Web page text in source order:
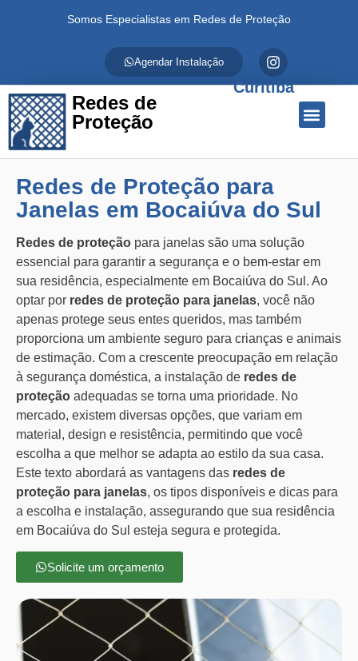
Somos Especialistas em Redes de Proteção
Agendar Instalação
Redes de
Proteção
Curitiba
Redes de Proteção para
Janelas em Bocaiúva do Sul
Redes de proteção para janelas são uma solução
essencial para garantir a segurança e o bem-estar em
sua residência, especialmente em Bocaiúva do Sul. Ao
optar por redes de proteção para janelas, você não
apenas protege seus entes queridos, mas também
proporciona um ambiente seguro para crianças e animais
de estimação. Com a crescente preocupação em relação
à segurança doméstica, a instalação de redes de
proteção adequadas se torna uma prioridade. No
mercado, existem diversas opções, que variam em
material, design e resistência, permitindo que você
escolha a que melhor se adapta ao estilo da sua casa.
Este texto abordará as vantagens das redes de
proteção para janelas, os tipos disponíveis e dicas para
a escolha e instalação, assegurando que sua residência
em Bocaiúva do Sul esteja segura e protegida.
Solicite um orçamento